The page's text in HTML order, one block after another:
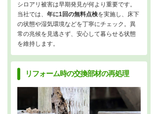
シロアリ被害は早期発見が何より重要です。
当社では、 年に1回の無料点検を実施し、床下
の状態や湿気環境などを丁寧にチェック。異
常の兆候を見逃さず、安心して暮らせる状態
を維持します。
リフォーム時の交換部材の再処理